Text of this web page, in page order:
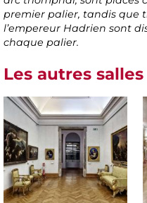
premier palier, tandis que
l’empereur Hadrien sont
chaque palier.
Les autres salles